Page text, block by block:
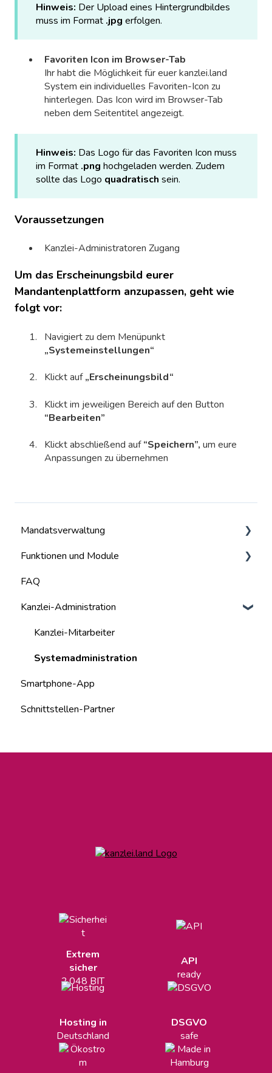
Hinweis: Der Upload eines Hintergrundbildes
muss im Format .jpg erfolgen.
Favoriten Icon im Browser-Tab
Ihr habt die Möglichkeit für euer kanzlei.land
System ein individuelles Favoriten-Icon zu
hinterlegen. Das Icon wird im Browser-Tab
neben dem Seitentitel angezeigt.
Hinweis: Das Logo für das Favoriten Icon muss
im Format .png hochgeladen werden. Zudem
sollte das Logo quadratisch sein.
Voraussetzungen
Kanzlei-Administratoren Zugang
Um das Erscheinungsbild eurer
Mandantenplattform anzupassen, geht wie
folgt vor:
Navigiert zu dem Menüpunkt
„Systemeinstellungen“
Klickt auf„Erscheinungsbild“
Klickt im jeweiligen Bereich auf den Button
“Bearbeiten”
Klickt abschließend auf“Speichern”, um eure
Anpassungen zu übernehmen
Mandatsverwaltung
Mandate
Benutzer
Funktionen und Module
Grundfunktionen
Nachrichten
Dokumente
Aufgaben
Unterschriften
Kanzlei-Tools
FAQ
Kanzlei-Administration
Kanzlei-Mitarbeiter
Systemadministration
Smartphone-App
Schnittstellen-Partner
Extrem
sicher
2.048 BIT
API
ready
Hosting in
Deutschland
DSGVO
safe